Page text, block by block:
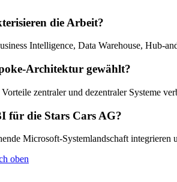
die Arbeit?
Intelligence, Data Warehouse, Hub-
Architektur gewählt?
zentraler und dezentraler Systeme
für die Stars Cars AG?
Microsoft-Systemlandschaft
oben